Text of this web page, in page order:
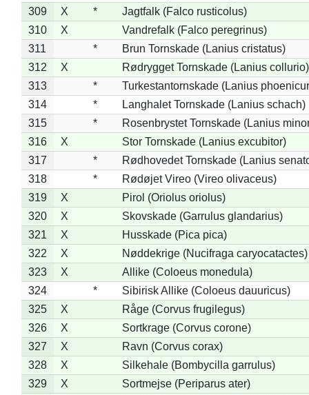
309
X *
Jagtfalk (Falco rusticolus)
310
X
Vandrefalk (Falco peregrinus)
311
*
Brun Tornskade (Lanius cristatus)
312
X
Rødrygget Tornskade (Lanius collurio)
313
*
Turkestantornskade (Lanius
314
*
Langhalet Tornskade (Lanius schach)
315
*
Rosenbrystet Tornskade (Lanius
316
X
Stor Tornskade (Lanius excubitor)
317
*
Rødhovedet Tornskade (Lanius
318
*
Rødøjet Vireo (Vireo olivaceus)
319
X
Pirol (Oriolus oriolus)
320
X
Skovskade (Garrulus glandarius)
321
X
Husskade (Pica pica)
322
X
Nøddekrige (Nucifraga caryocatactes)
323
X
Allike (Coloeus monedula)
324
*
Sibirisk Allike (Coloeus dauuricus)
325
X
Råge (Corvus frugilegus)
326
X
Sortkrage (Corvus corone)
327
X
Ravn (Corvus corax)
328
X
Silkehale (Bombycilla garrulus)
329
X
Sortmejse (Periparus ater)